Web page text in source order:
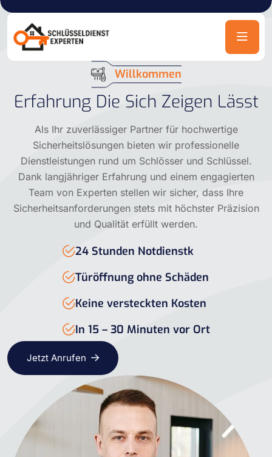
Willkommen
Erfahrung Die Sich Zeigen Lässt
Als Ihr zuverlässiger Partner für hochwertige
Sicherheitslösungen bieten wir professionelle
Dienstleistungen rund um Schlösser und Schlüssel.
Dank langjähriger Erfahrung und einem engagierten
Team von Experten stellen wir sicher, dass Ihre
Sicherheitsanforderungen stets mit höchster Präzision
und Qualität erfüllt werden.
24 Stunden Notdienstk
Türöffnung ohne Schäden
Keine versteckten Kosten
In 15 – 30 Minuten vor Ort
Jetzt Anrufen